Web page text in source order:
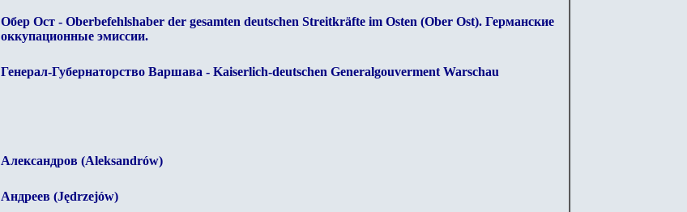
Обер Ост - Oberbefehlshaber der gesamten deutschen Streitkräfte im Osten (Ober Ost). Германские
оккупационные эмиссии.
Генерал-Губернаторство Варшава - Kaiserlich-deutschen Generalgouverment Warschau
Александров (Aleksandrów)
Андреев (Jędrzejów)